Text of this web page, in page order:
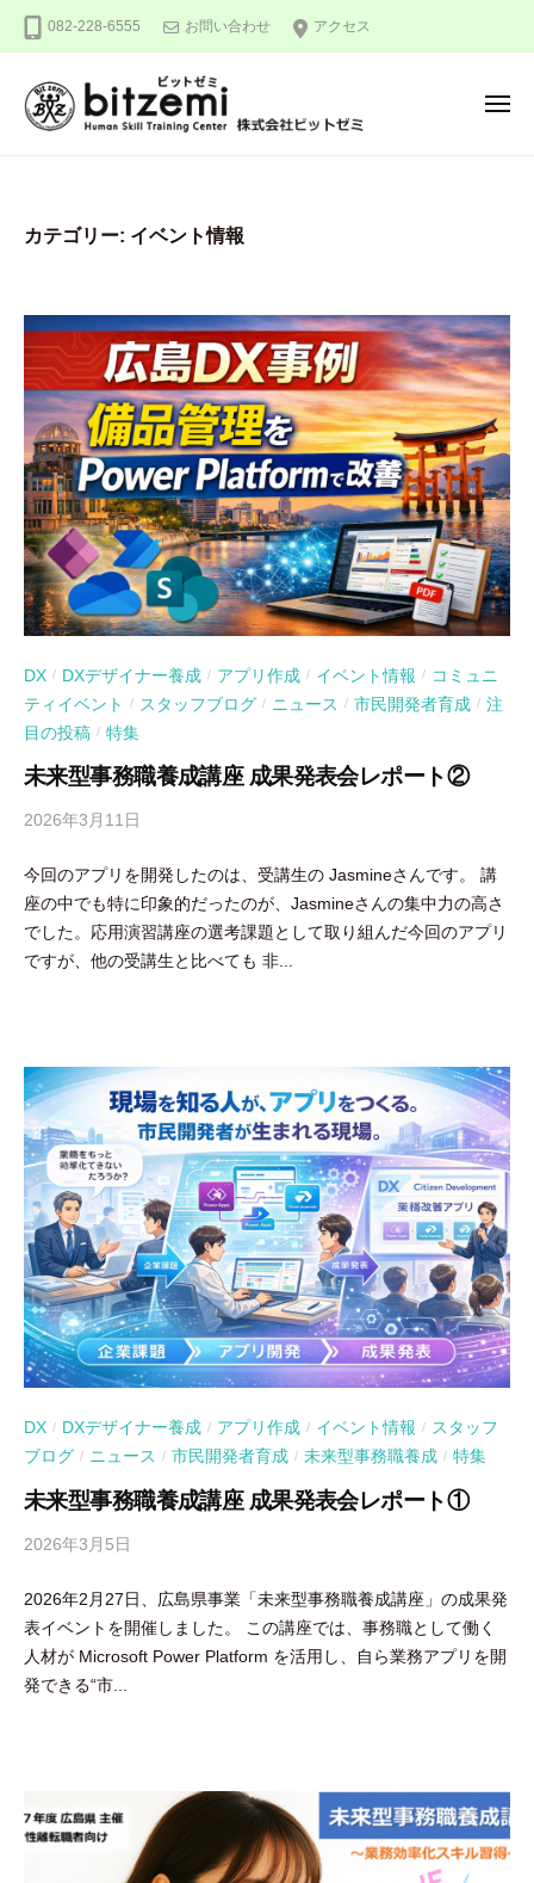
082-228-6555 お問い合わせ アクセス
社
ッ
ト
ゼ
ミ
を
る
メ
カテゴリー: イベント情報
DX / DXデザイナー養成 / アプリ作成 / イベント情報 / コミュニ
ティイベント
/ スタッフブログ / ニュース / 市民開発者育成 / 注
目の投稿 / 特集
未来型事務職養成講座 成果発表会レポート②
2026年3月11日
吉
田
豪
今回のアプリを開発したのは、受講生の Jasmineさんです。 講
座の中でも特に印象的だったのが、Jasmineさんの集中力の高さ
でした。応用演習講座の選考課題として取り組んだ今回のアプリ
ですが、他の受講生と比べても 非...
DX / DXデザイナー養成 / アプリ作成 / イベント情報 / スタッフ
ブログ / ニュース / 市民開発者育成 / 未来型事務職養成 / 特集
未来型事務職養成講座 成果発表会レポート①
2026年3月5日
吉
田
豪
2026年2月27日、広島県事業「未来型事務職養成講座」の成果発
表イベントを開催しました。 この講座では、事務職として働く
人材が Microsoft Power Platform を活用し、自ら業務アプリを開
発できる“市...
会
社
ビ
ミ